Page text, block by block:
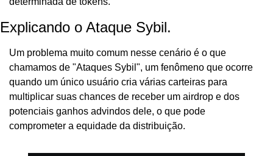
Explicando o Ataque Sybil.
Um problema muito comum nesse cenário é o que
chamamos de "Ataques Sybil", um fenômeno que ocorre
quando um único usuário cria várias carteiras para
multiplicar suas chances de receber um airdrop e dos
potenciais ganhos advindos dele, o que pode
comprometer a equidade da distribuição.